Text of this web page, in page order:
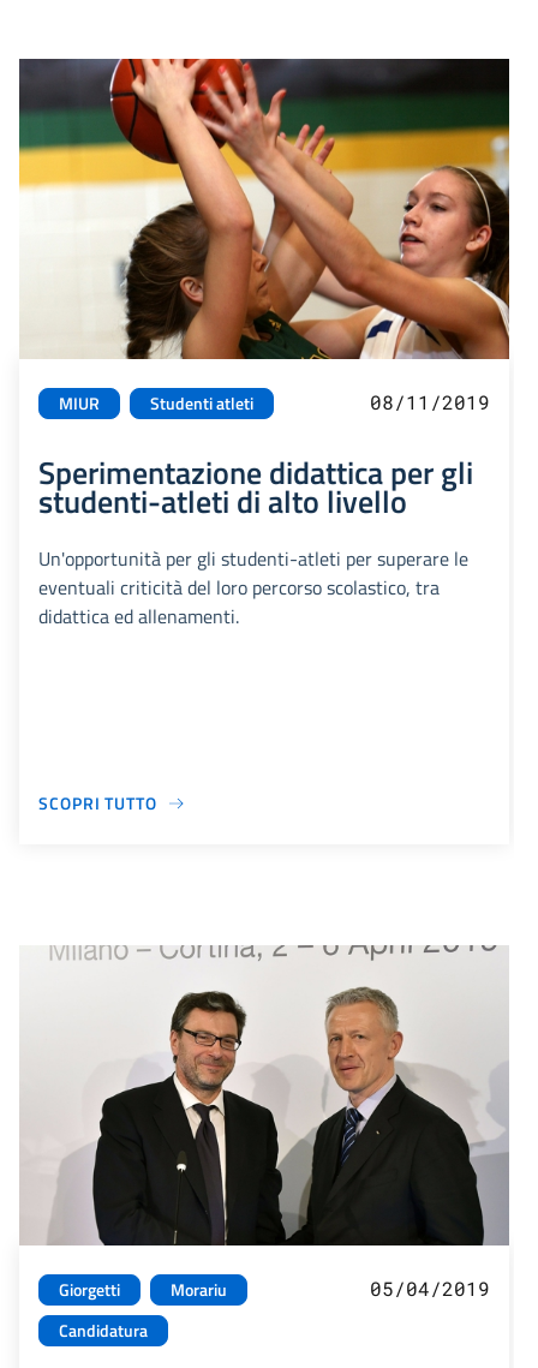
MIUR Studenti atleti 08/11/2019
Sperimentazione didattica per gli
studenti-atleti di alto livello
Un'opportunità per gli studenti-atleti per superare le
eventuali criticità del loro percorso scolastico, tra
didattica ed allenamenti.
SCOPRI TUTTO
Giorgetti
Morariu
Candidatura
05/04/2019